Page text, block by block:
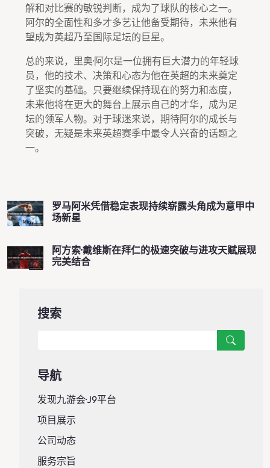
解和对比赛的敏锐判断，成为了球队的核心之一。
阿尔的全面性和多才多艺让他备受期待，未来他有
望成为英超乃至国际足坛的巨星。
总的来说，里奥·阿尔是一位拥有巨大潜力的年轻球
员，他的技术、决策和心态为他在英超的未来奠定
了坚实的基础。只要继续保持现在的努力和态度，
未来他将在更大的舞台上展示自己的才华，成为足
坛的领军人物。对于球迷来说，期待阿尔的成长与
突破，无疑是未来英超赛季中最令人兴奋的话题之
一。
罗马阿米凭借稳定表现持续崭露头角成为意甲中
场新星
阿方索·戴维斯在拜仁的极速突破与进攻天赋展现
完美结合
搜索
导航
发现九游会·J9平台
项目展示
公司动态
服务宗旨